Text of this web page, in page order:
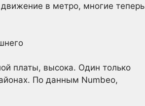
в метро, многие теперь
платы, высока. Один только
По данным Numbeo,